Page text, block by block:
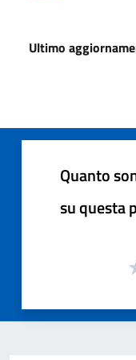
Ultimo
Quanto
su questa